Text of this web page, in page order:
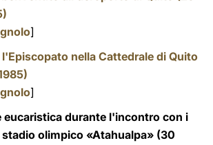
]
nella Cattedrale di Quito
]
eucaristica durante l'incontro con i
olimpico «Atahualpa» (30